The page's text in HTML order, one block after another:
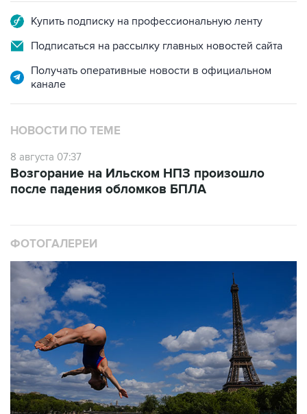
Купить подписку на профессиональную ленту
Подписаться на рассылку главных новостей сайта
Получать оперативные новости в официальном
канале
НОВОСТИ ПО ТЕМЕ
8 августа 07:37
Возгорание на Ильском НПЗ произошло
после падения обломков БПЛА
ФОТОГАЛЕРЕИ